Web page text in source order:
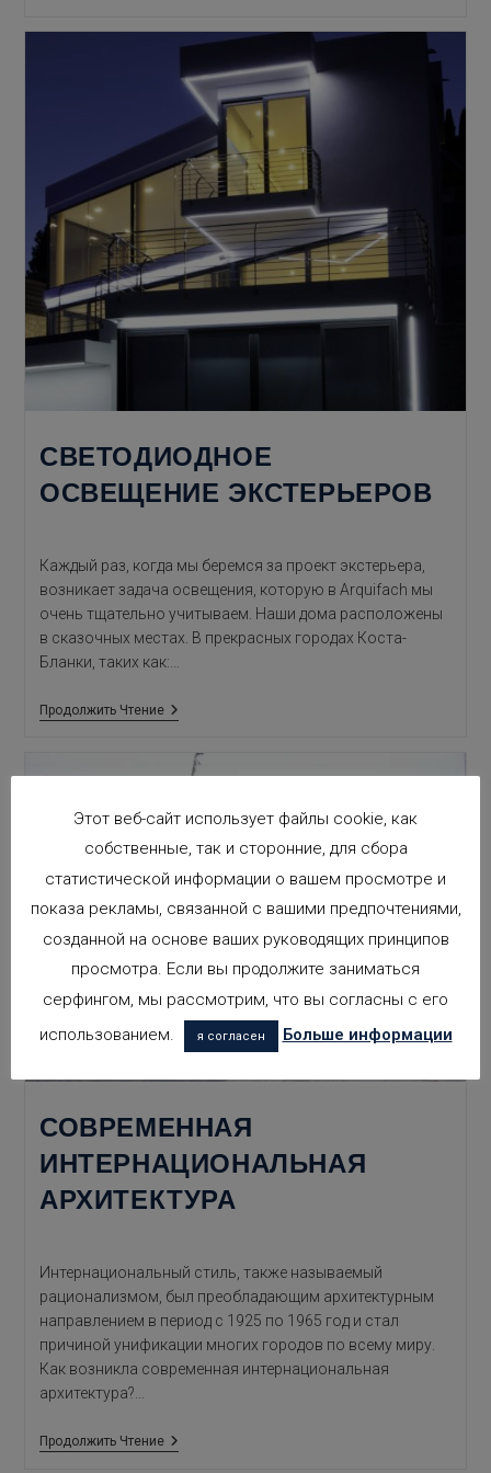
Преимущества
СВЕТОДИОДНОЕ
ОСВЕЩЕНИЕ ЭКСТЕРЬЕРОВ
Каждый раз, когда мы беремся за проект экстерьера,
возникает задача освещения, которую в Arquifach мы
очень тщательно учитываем. Наши дома расположены
в сказочных местах. В прекрасных городах Коста-
Бланки, таких как:…
Продолжить ЧтениеСветодиодное
СОВРЕМЕННАЯ
ИНТЕРНАЦИОНАЛЬНАЯ
АРХИТЕКТУРА
Интернациональный стиль, также называемый
рационализмом, был преобладающим архитектурным
направлением в период с 1925 по 1965 год и стал
причиной унификации многих городов по всему миру.
Как возникла современная интернациональная
архитектура?…
Продолжить ЧтениеСовременная
Этот веб-сайт использует файлы cookie, как
собственные, так и сторонние, для сбора
статистической информации о вашем просмотре и
показа рекламы, связанной с вашими предпочтениями,
созданной на основе ваших руководящих принципов
просмотра. Если вы продолжите заниматься
серфингом, мы рассмотрим, что вы согласны с его
использованием.
я согласен Больше информации